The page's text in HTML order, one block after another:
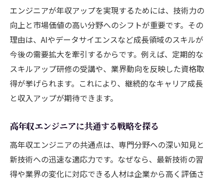
エンジニアが年収アップを実現するためには、技術力の
向上と市場価値の高い分野へのシフトが重要です。その
理由は、AIやデータサイエンスなど成長領域のスキルが
今後の需要拡大を牽引するからです。例えば、定期的な
スキルアップ研修の受講や、業界動向を反映した資格取
得が挙げられます。これにより、継続的なキャリア成長
と収入アップが期待できます。
高年収エンジニアに共通する戦略を探る
高年収エンジニアの共通点は、専門分野への深い知見と
新技術への迅速な適応力です。なぜなら、最新技術の習
得や業界の変化に対応できる人材は企業から高く評価さ